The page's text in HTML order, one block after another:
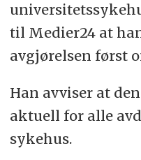
til Medier24 at
avgjørelsen først
Han avviser at
aktuell for alle
sykehus.